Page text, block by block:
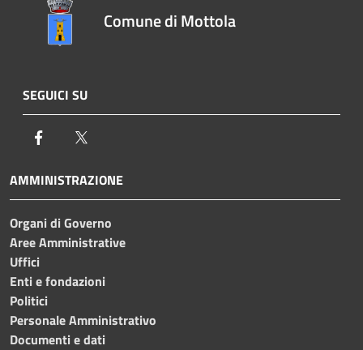
Comune di Mottola
SEGUICI SU
Facebook
AMMINISTRAZIONE
Organi di Governo
Aree Amministrative
Uffici
Enti e fondazioni
Politici
Personale Amministrativo
Documenti e dati